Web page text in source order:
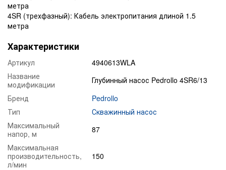
метра
4SR (трехфазный): Кабель электропитания длиной 1.5
метра
Характеристики
Артикул
4940613WLA
Название
модификации
Глубинный насос Pedrollo 4SR6/13
Бренд
Pedrollo
Тип
Скважинный насос
Максимальный
напор, м
87
Максимальная
производительность,
л/мин
150